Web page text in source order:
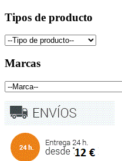
Tipos de producto
Marcas